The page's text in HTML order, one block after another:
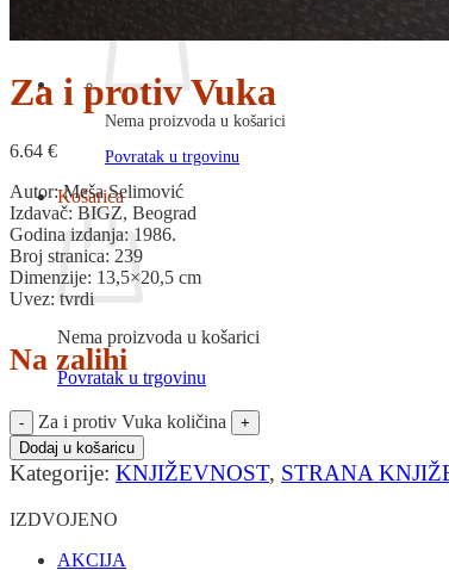
Nema proizvoda u košarici
Povratak u trgovinu
Košarica
Nema proizvoda u košarici
Povratak u trgovinu
Za i protiv Vuka
6.64 €
Autor: Meša Selimović
Izdavač: BIGZ, Beograd
Godina izdanja: 1986.
Broj stranica: 239
Dimenzije: 13,5×20,5 cm
Uvez: tvrdi
Na zalihi
Za i protiv Vuka količina
Dodaj u košaricu
Kategorije: KNJIŽEVNOST, STRANA
IZDVOJENO
AKCIJA